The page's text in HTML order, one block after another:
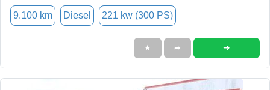
9.100 km Diesel 221 kw (300 PS)
★ ➦ ➜